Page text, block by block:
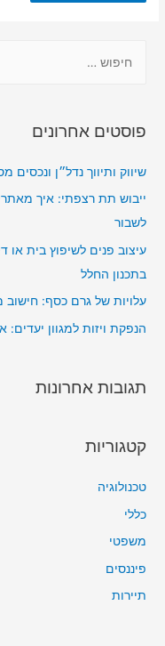
:
פוסטים אחרונים
שיווק ותיווך נדל״ן ונכסים
ייבוש תת רצפתי: איך
לשבור
עיצוב פנים לשיפוץ בית
בתכנון החלל
עלויות של גרם כסף: חישוב
הנפקת ויזות למגוון
תגובות אחרונות
קטגוריות
טכנולוגיה
כללי
משפטי
פיננסים
תיירות